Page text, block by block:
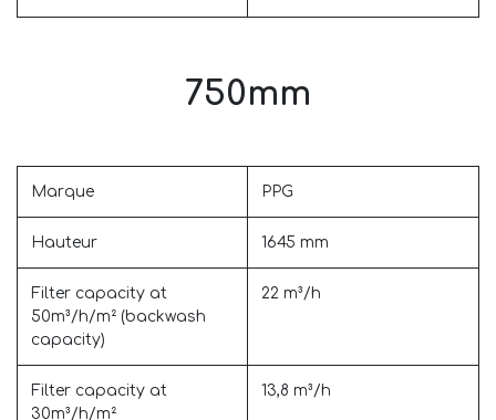
750mm
Marque PPG
Hauteur 1645 mm
Filter capacity at
50m³/h/m² (backwash
capacity)
22 m³/h
Filter capacity at
30m³/h/m²
13,8 m³/h